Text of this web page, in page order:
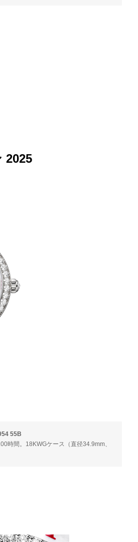
2025
55B
時間。18KWGケース（直径34.9mm、